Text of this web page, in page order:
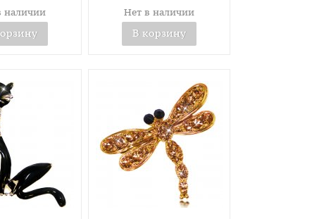
наличии Нет в наличии
В корзину